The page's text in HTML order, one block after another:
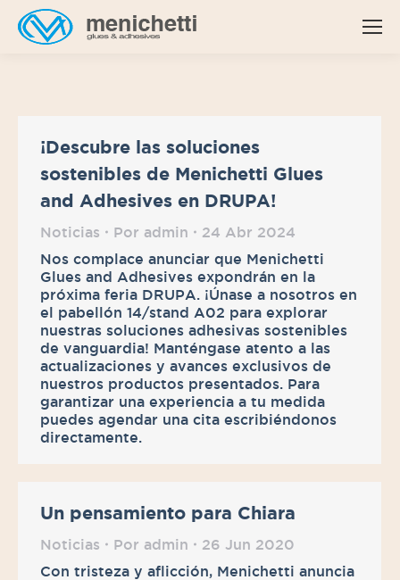
¡Descubre las soluciones
sostenibles de Menichetti Glues
and Adhesives en DRUPA!
Noticias Por admin
24 Abr 2024
Nos complace anunciar que Menichetti
Glues and Adhesives expondrán en la
próxima feria DRUPA. ¡Únase a nosotros en
el pabellón 14/stand A02 para explorar
nuestras soluciones adhesivas sostenibles
de vanguardia! Manténgase atento a las
actualizaciones y avances exclusivos de
nuestros productos presentados. Para
garantizar una experiencia a tu medida
puedes agendar una cita escribiéndonos
directamente.
Un pensamiento para Chiara
Noticias Por admin
26 Jun 2020
Con tristeza y aflicción, Menichetti anuncia